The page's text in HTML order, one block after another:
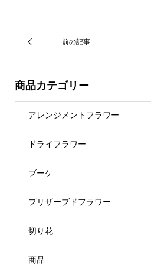
商品カテゴリー
アレンジメントフラワー
ドライフラワー
ブーケ
プリザーブドフラワー
切り花
商品